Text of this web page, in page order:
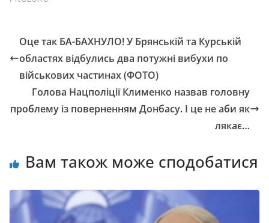
Оце так БА-БАХНУЛО! У Брянській та Курській
областях відбулись два потужні вибухи по
військових частинах (ФОТО)
Голова Нацполіції Клименко назвав головну
проблему із поверненням Донбасу. І це не аби як
лякає…
Вам також може сподобатися